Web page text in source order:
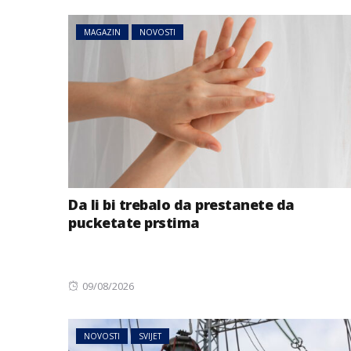
MAGAZIN NOVOSTI
Da li bi trebalo da prestanete da
pucketate prstima
Posted
09/08/2026
NOVOSTI SVIJET